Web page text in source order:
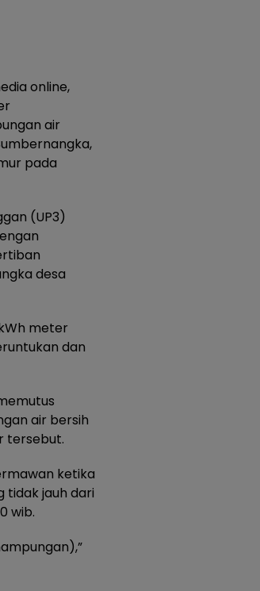
online,
air
pada
(UP3)
desa
meter
dan
air bersih
tersebut.
ketika
tidak jauh dari
wib.